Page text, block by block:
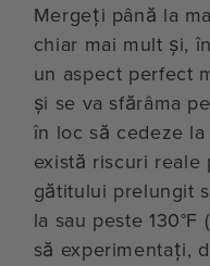
Mergeți până la
chiar mai mult și,
un aspect perfect
și se va sfărâma
în loc să cedeze
există riscuri reale
gătitului prelungit
la sau peste
să experimentați,